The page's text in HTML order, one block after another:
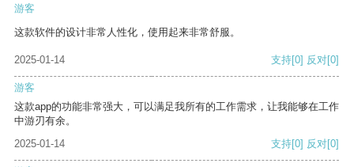
游客
这款软件的设计非常人性化，使用起来非常舒服。
2025-01-14 支持[0] 反对[0]
游客
这款app的功能非常强大，可以满足我所有的工作需求，让我能够在工作
中游刃有余。
2025-01-14
支持[0] 反对[0]